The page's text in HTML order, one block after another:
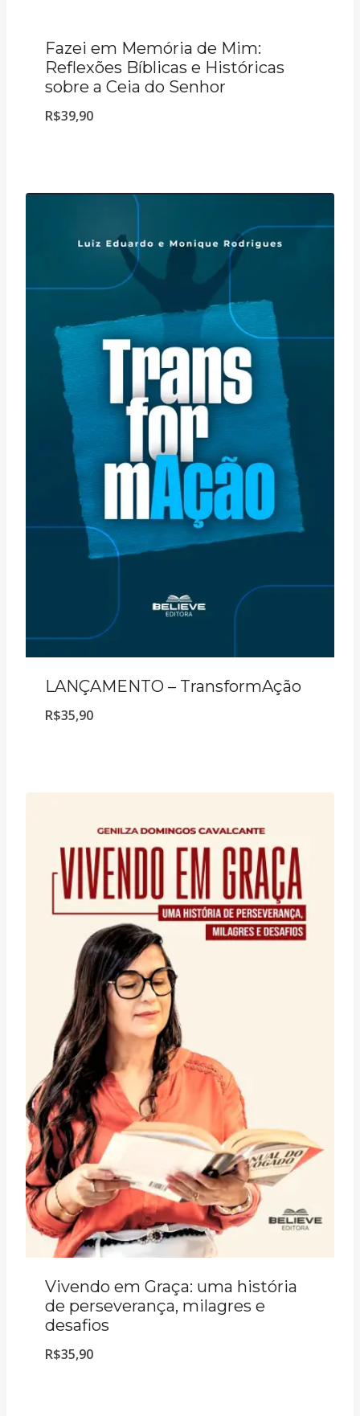
Fazei em Memória de Mim:
Reflexões Bíblicas e Históricas
sobre a Ceia do Senhor
R$39,90
LANÇAMENTO – TransformAção
R$35,90
Vivendo em Graça: uma história
de perseverança, milagres e
desafios
R$35,90